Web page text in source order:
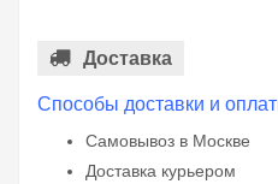
Доставка
Способы доставки и
Самовывоз в Москве
Доставка курьером